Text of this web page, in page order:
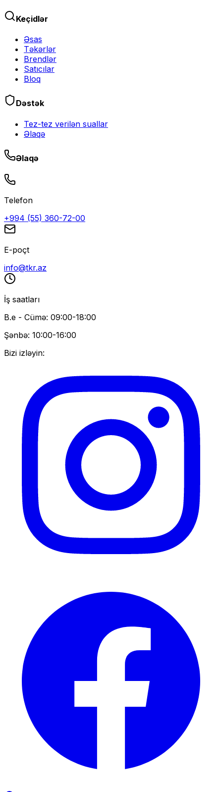
Keçidlər
Əsas
Təkərlər
Brendlər
Satıcılar
Bloq
Dəstək
Tez-tez verilən suallar
Əlaqə
Əlaqə
Telefon
+994 (55) 360-72-00
E-poçt
info@tkr.az
İş saatları
B.e - Cümə: 09:00-18:00
Şənbə: 10:00-16:00
Bizi izləyin: